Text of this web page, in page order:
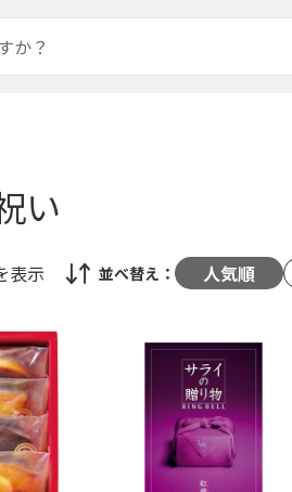
い
表示 並べ替え： 人気順